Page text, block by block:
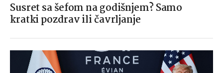
Susret sa šefom na godišnjem? Samo
kratki pozdrav ili čavrljanje